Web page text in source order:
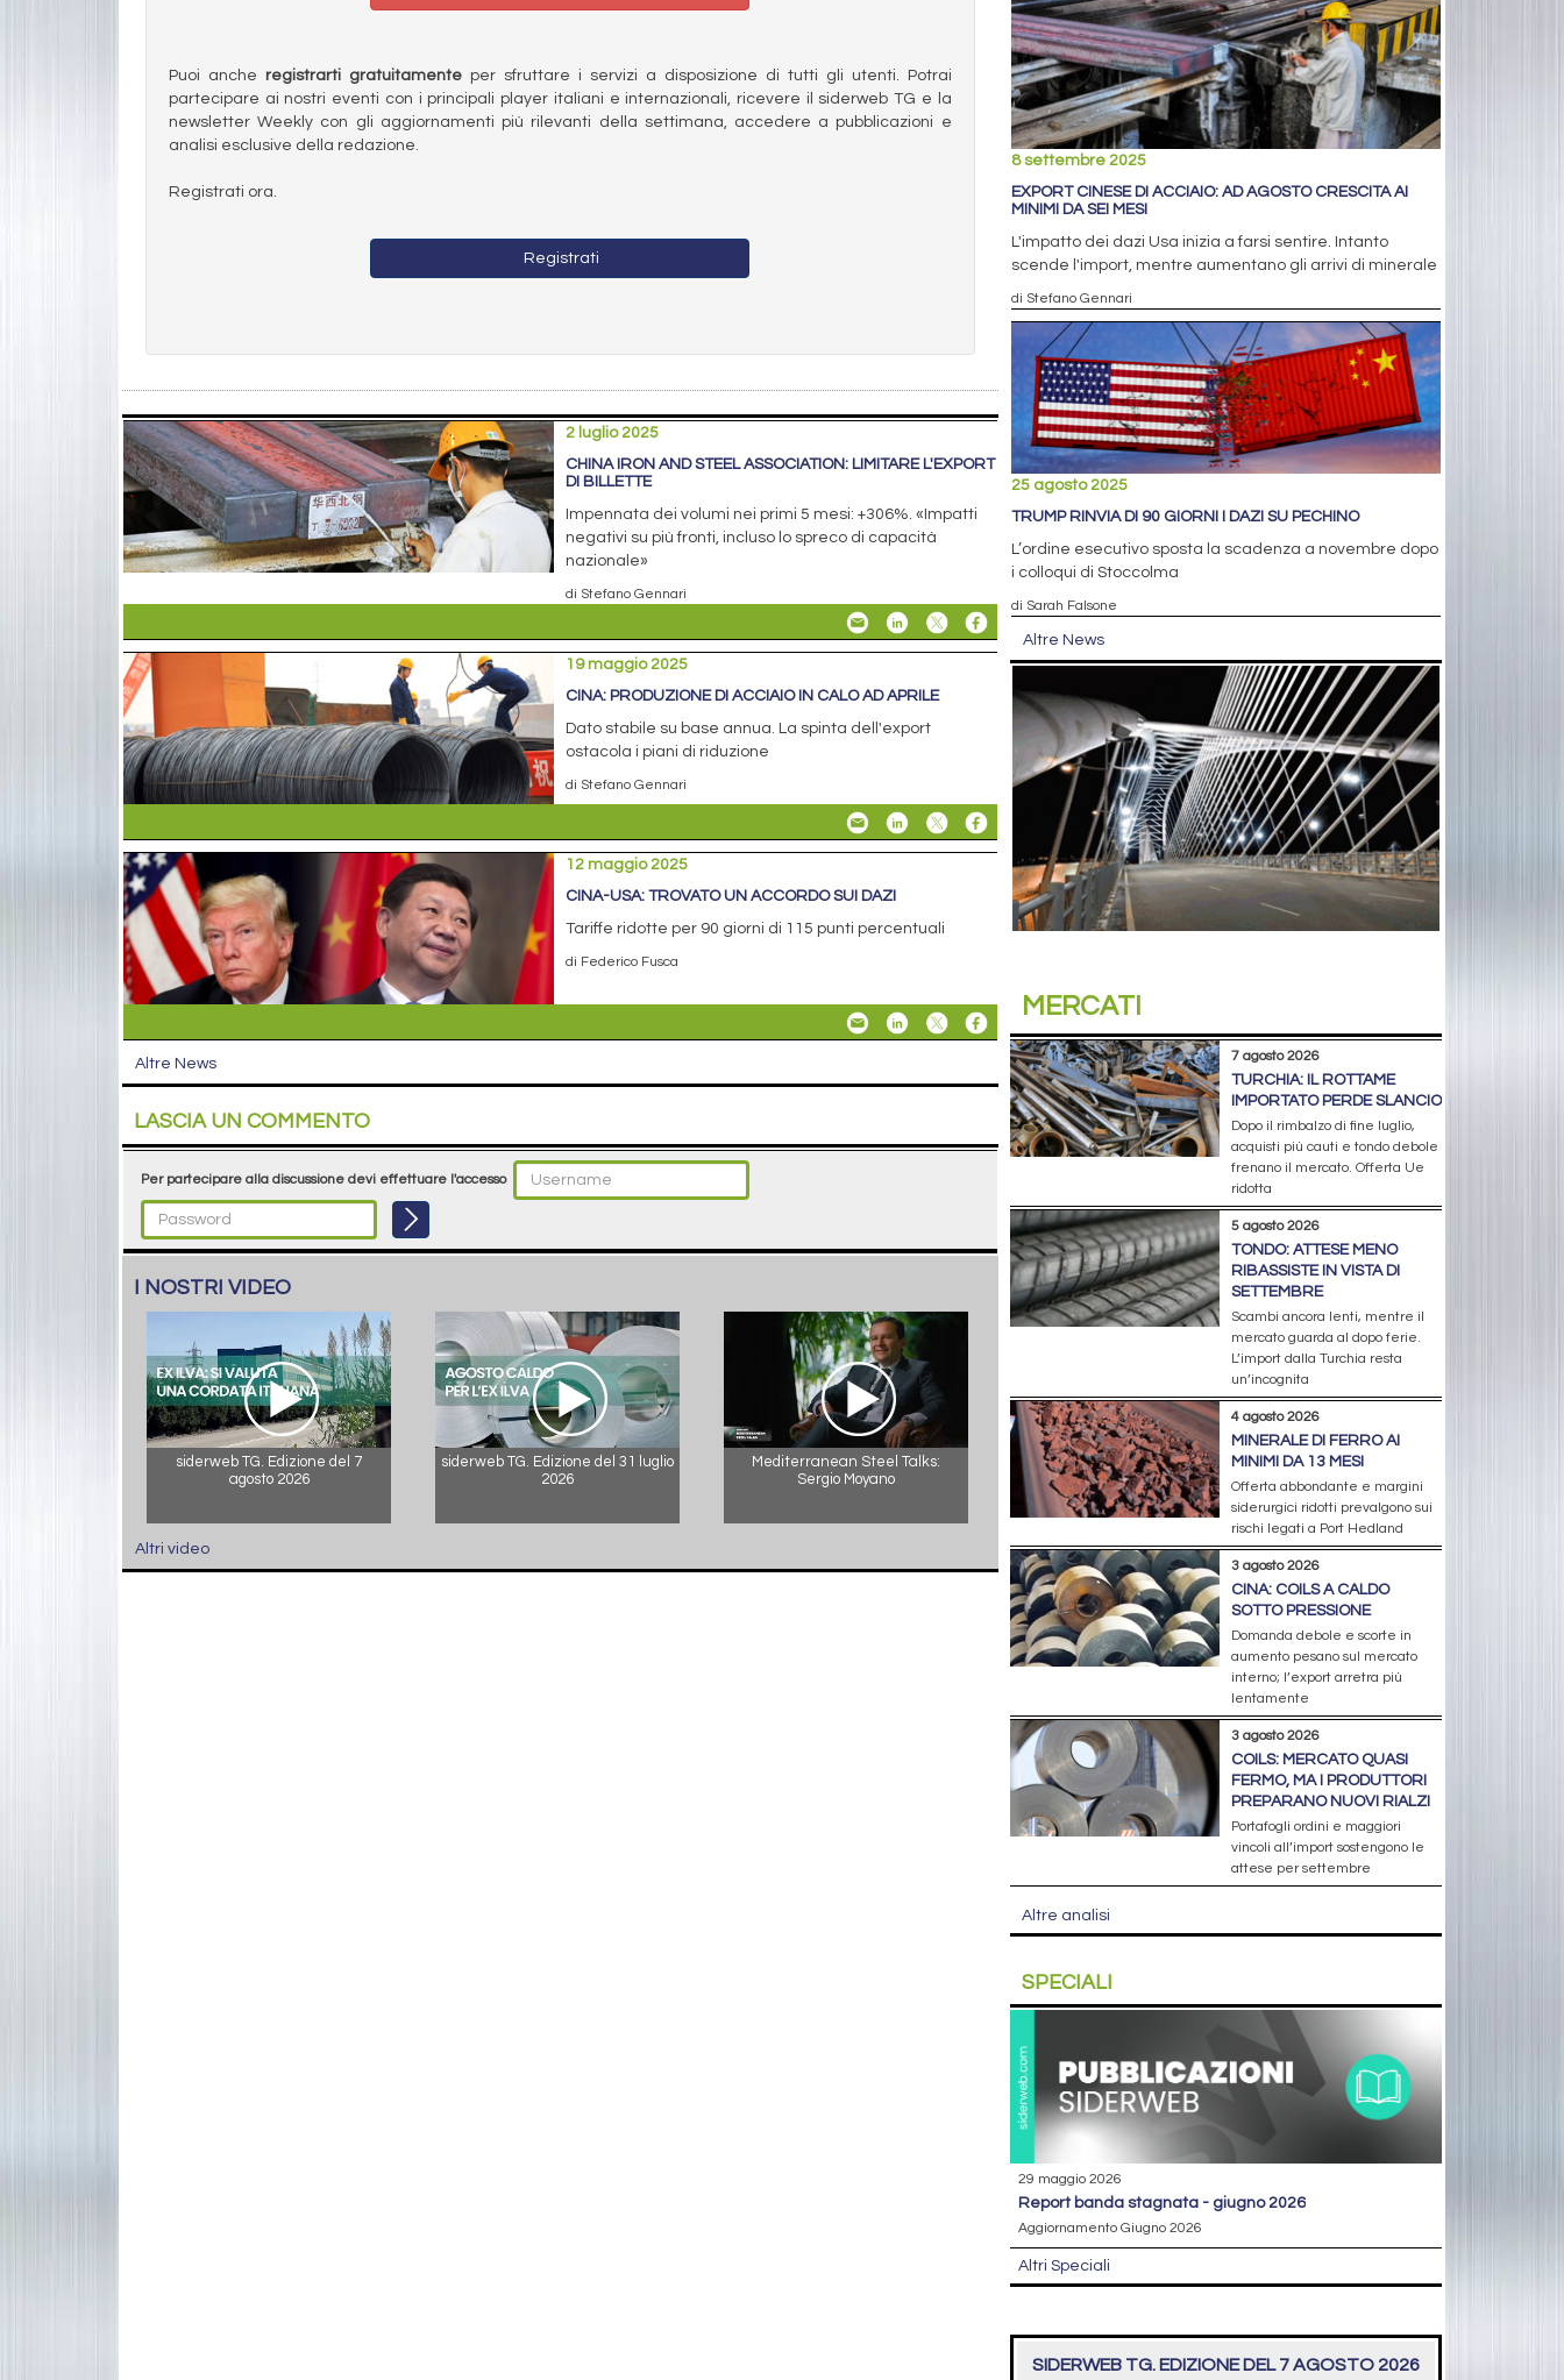
Puoi anche registrarti gratuitamenteper sfruttare i servizi a disposizione di tutti gli utenti. Potrai
partecipare ai nostri eventi con i principali player italiani e internazionali, ricevere il siderweb TG e la
newsletter Weekly con gli aggiornamenti più rilevanti della settimana, accedere a pubblicazioni e
analisi esclusive della redazione.
Registrati ora.
Registrati
2 luglio 2025
CHINA IRON AND STEEL ASSOCIATION: LIMITARE L'EXPORT
DI BILLETTE
Impennata dei volumi nei primi 5 mesi: +306%. «Impatti
negativi su più fronti, incluso lo spreco di capacità
nazionale»
di Stefano Gennari
19 maggio 2025
CINA: PRODUZIONE DI ACCIAIO IN CALO AD APRILE
Dato stabile su base annua. La spinta dell'export
ostacola i piani di riduzione
di Stefano Gennari
12 maggio 2025
CINA-USA: TROVATO UN ACCORDO SUI DAZI
Tariffe ridotte per 90 giorni di 115 punti percentuali
di Federico Fusca
Altre News
LASCIA UN COMMENTO
Per partecipare alla discussione devi effettuare l'accesso
I NOSTRI VIDEO
siderweb TG. Edizione del 7
agosto 2026
siderweb TG. Edizione del 31 luglio
2026
Mediterranean Steel Talks:
Sergio Moyano
Altri video
8 settembre 2025
EXPORT CINESE DI ACCIAIO: AD AGOSTO CRESCITA AI
MINIMI DA SEI MESI
L'impatto dei dazi Usa inizia a farsi sentire. Intanto
scende l'import, mentre aumentano gli arrivi di minerale
di Stefano Gennari
25 agosto 2025
TRUMP RINVIA DI 90 GIORNI I DAZI SU PECHINO
L’ordine esecutivo sposta la scadenza a novembre dopo
i colloqui di Stoccolma
di Sarah Falsone
Altre News
MERCATI
7 agosto 2026
TURCHIA: IL ROTTAME
IMPORTATO PERDE SLANCIO
Dopo il rimbalzo di fine luglio,
acquisti più cauti e tondo debole
frenano il mercato. Offerta Ue
ridotta
5 agosto 2026
TONDO: ATTESE MENO
RIBASSISTE IN VISTA DI
SETTEMBRE
Scambi ancora lenti, mentre il
mercato guarda al dopo ferie.
L’import dalla Turchia resta
un’incognita
4 agosto 2026
MINERALE DI FERRO AI
MINIMI DA 13 MESI
Offerta abbondante e margini
siderurgici ridotti prevalgono sui
rischi legati a Port Hedland
3 agosto 2026
CINA: COILS A CALDO
SOTTO PRESSIONE
Domanda debole e scorte in
aumento pesano sul mercato
interno; l’export arretra più
lentamente
3 agosto 2026
COILS: MERCATO QUASI
FERMO, MA I PRODUTTORI
PREPARANO NUOVI RIALZI
Portafogli ordini e maggiori
vincoli all’import sostengono le
attese per settembre
Altre analisi
SPECIALI
29 maggio 2026
report banda stagnata - giugno 2026
Aggiornamento Giugno 2026
Altri Speciali
SIDERWEB TG. EDIZIONE DEL 7 AGOSTO 2026